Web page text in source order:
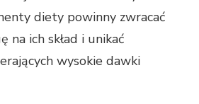
diety powinny zwracać
na ich skład i unikać
wysokie dawki